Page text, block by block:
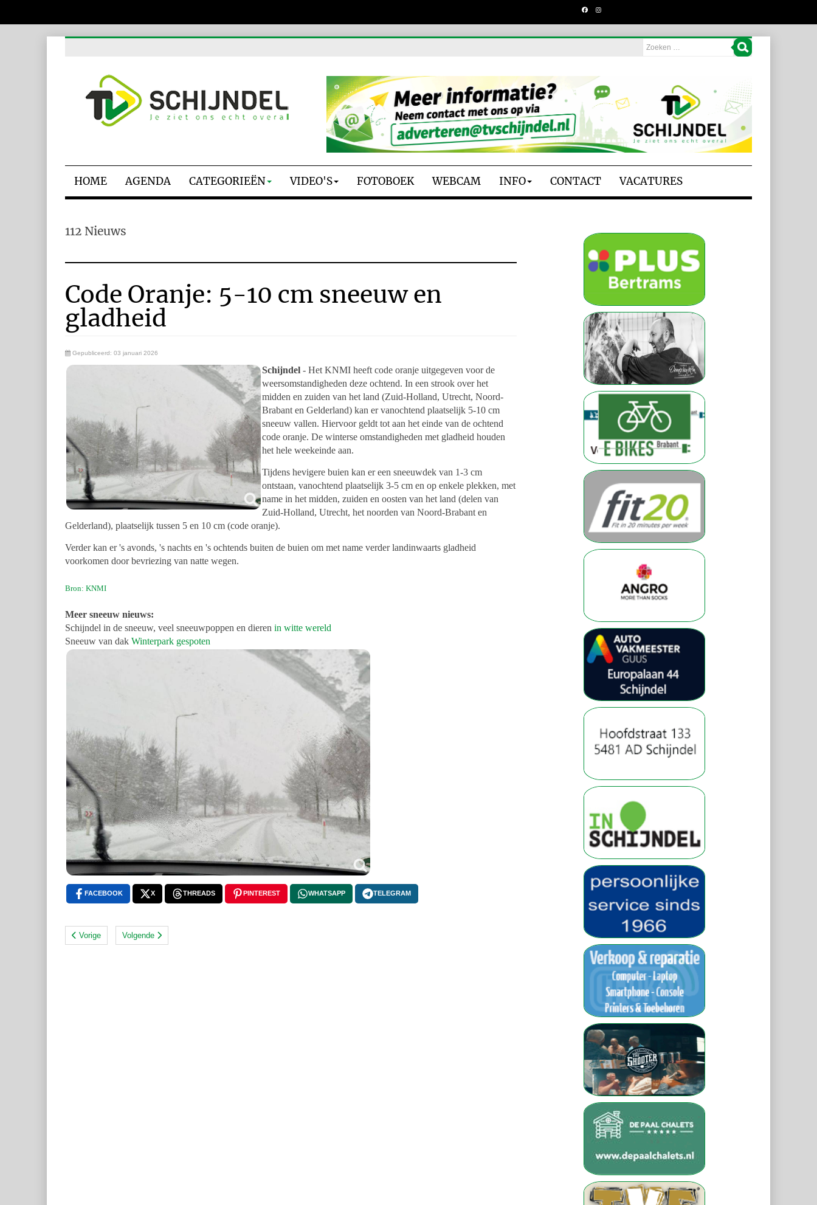
HOME AGENDA CATEGORIEËN VIDEO'S FOTOBOEK WEBCAM INFO CONTACT VACATURES
112 Nieuws
Code Oranje: 5-10 cm sneeuw en
gladheid
Gepubliceerd: 03 januari 2026
Schijndel - Het KNMI heeft code oranje uitgegeven voor de
weersomstandigheden deze ochtend. In een strook over het
midden en zuiden van het land (Zuid-Holland, Utrecht, Noord-
Brabant en Gelderland) kan er vanochtend plaatselijk 5-10 cm
sneeuw vallen. Hiervoor geldt tot aan het einde van de ochtend
code oranje. De winterse omstandigheden met gladheid houden
het hele weekeinde aan.
Tijdens hevigere buien kan er een sneeuwdek van 1-3 cm
ontstaan, vanochtend plaatselijk 3-5 cm en op enkele plekken, met
name in het midden, zuiden en oosten van het land (delen van
Zuid-Holland, Utrecht, het noorden van Noord-Brabant en
Gelderland), plaatselijk tussen 5 en 10 cm (code oranje).
Verder kan er 's avonds, 's nachts en 's ochtends buiten de buien om met name verder landinwaarts gladheid
voorkomen door bevriezing van natte wegen.
Bron: KNMI
Meer sneeuw nieuws:
Schijndel in de sneeuw, veel sneeuwpoppen en dieren in witte wereld
Sneeuw van dak Winterpark gespoten
FACEBOOK X THREADS PINTEREST WHATSAPP TELEGRAM
Vorige Volgende